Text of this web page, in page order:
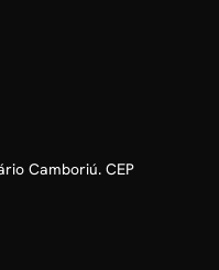
Camboriú. CEP